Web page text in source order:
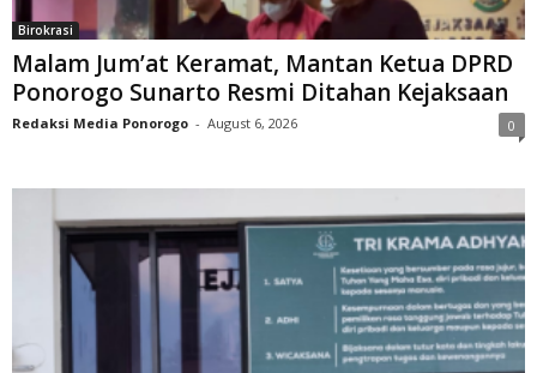
Birokrasi
Malam Jum’at Keramat, Mantan Ketua DPRD
Ponorogo Sunarto Resmi Ditahan Kejaksaan
Redaksi Media Ponorogo - August 6, 2026 0